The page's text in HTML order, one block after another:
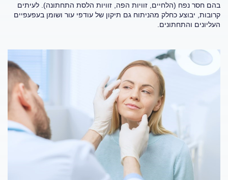
בהם חסר נפח (הלחיים, זוויות הפה, זוויות הלסת התחתונה). לעיתים
קרובות, יבוצע כחלק מהניתוח גם תיקון של עודפי עור ושומן בעפעפיים
העליונים והתחתונים.